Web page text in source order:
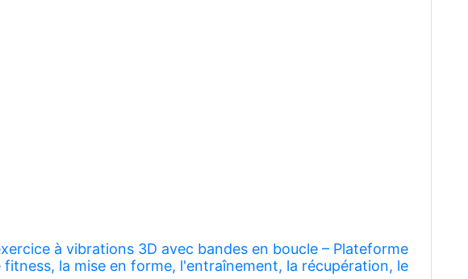
à vibrations 3D avec bandes en boucle – Plateforme
la mise en forme, l'entraînement, la récupération, le